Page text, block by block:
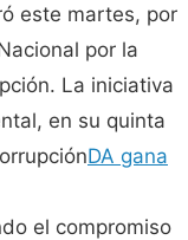
este martes, por
por la
La iniciativa
en su quinta
DA gana
el compromiso